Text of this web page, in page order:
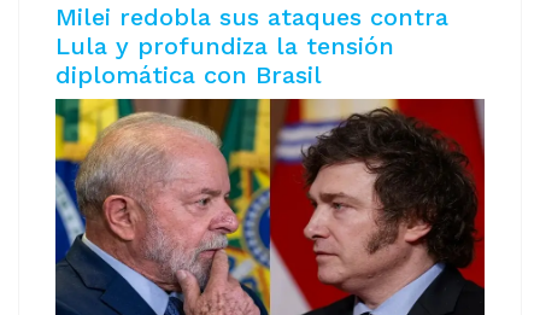
Milei redobla sus ataques contra
Lula y profundiza la tensión
diplomática con Brasil